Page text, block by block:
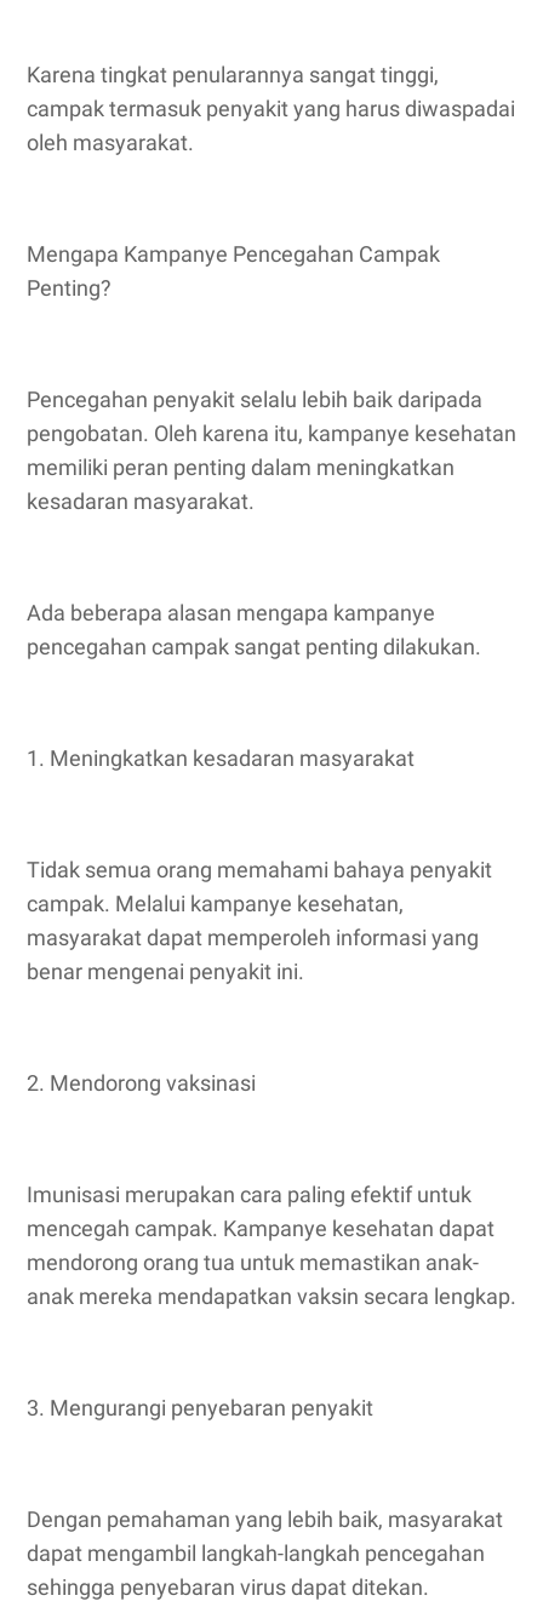
Karena tingkat penularannya sangat tinggi,
campak termasuk penyakit yang harus diwaspadai
oleh masyarakat.
Mengapa Kampanye Pencegahan Campak
Penting?
Pencegahan penyakit selalu lebih baik daripada
pengobatan. Oleh karena itu, kampanye kesehatan
memiliki peran penting dalam meningkatkan
kesadaran masyarakat.
Ada beberapa alasan mengapa kampanye
pencegahan campak sangat penting dilakukan.
1. Meningkatkan kesadaran masyarakat
Tidak semua orang memahami bahaya penyakit
campak. Melalui kampanye kesehatan,
masyarakat dapat memperoleh informasi yang
benar mengenai penyakit ini.
2. Mendorong vaksinasi
Imunisasi merupakan cara paling efektif untuk
mencegah campak. Kampanye kesehatan dapat
mendorong orang tua untuk memastikan anak-
anak mereka mendapatkan vaksin secara lengkap.
3. Mengurangi penyebaran penyakit
Dengan pemahaman yang lebih baik, masyarakat
dapat mengambil langkah-langkah pencegahan
sehingga penyebaran virus dapat ditekan.